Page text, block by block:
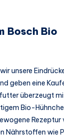
Bosch Bio
unsere
geben eine
überzeugt
Bio-
Rezeptur
Nährstoffen wie